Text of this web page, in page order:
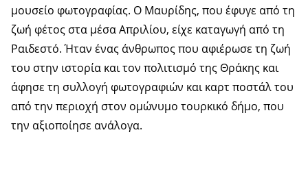
μουσείο φωτογραφίας. Ο Μαυρίδης, που έφυγε από τη
ζωή φέτος στα μέσα Απριλίου, είχε καταγωγή από τη
Ραιδεστό. Ήταν ένας άνθρωπος που αφιέρωσε τη ζωή
του στην ιστορία και τον πολιτισμό της Θράκης και
άφησε τη συλλογή φωτογραφιών και καρτ ποστάλ του
από την περιοχή στον ομώνυμο τουρκικό δήμο, που
την αξιοποίησε ανάλογα.